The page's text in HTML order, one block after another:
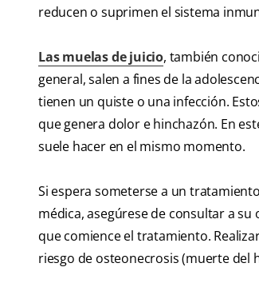
reducen o suprimen el sistema
Las muelas de juicio, también
general, salen a fines de la
tienen un quiste o una infección.
que genera dolor e hinchazón. En
suele hacer en el mismo momento.
Si espera someterse a un
médica, asegúrese de consultar a
que comience el tratamiento.
riesgo de osteonecrosis (muerte del